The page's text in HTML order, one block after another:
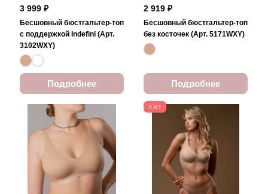
3 999 ₽
Бесшовный бюстгальтер-топ
с поддержкой Indefini (Арт.
3102WXY)
Подробнее
2 919 ₽
Бесшовный бюстгальтер-топ
без косточек (Арт. 5171WXY)
Подробнее
ХИТ